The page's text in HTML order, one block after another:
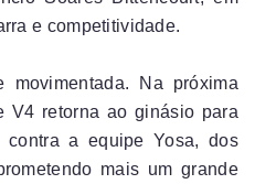
e competitividade.
movimentada. Na próxima
V4 retorna ao ginásio para
contra a equipe Yosa, dos
mais um grande